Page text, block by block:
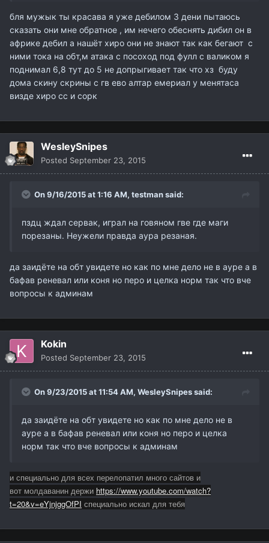
бля мужык ты красава я уже дебилом 3 дени пытаюсь
сказать они мне обратное , им нечего обеснять дибил он в
африке дебил а нашёт хиро они не знают так как бегают с
ними тока на обт,м атака с посоход под фулл с валиком я
поднимал 6,8 тут до 5 не допрыгивает так что хз буду
дома скину скрины с гв ево алтар емериал у менятаса
визде хиро сс и сорк
WesleySnipes
Posted September 23, 2015
On 9/16/2015 at 1:16 AM, testmansaid:
пздц ждал сервак, играл на говяном гве где маги
порезаны. Неужели правда аура резаная.
да заидёте на обт увидете но как по мне дело не в ауре а в
бафав реневал или коня но перо и целка норм так что вче
вопросы к админам
Kokin
Posted September 23, 2015
On 9/23/2015 at 11:54 AM, WesleySnipessaid:
да заидёте на обт увидете но как по мне дело не в
ауре а в бафав реневал или коня но перо и целка
норм так что вче вопросы к админам
и специально для всех перелопатил много сайтов и
вот молдаванин держи https://www.youtube.com/watch?
t=20&v=eYjnjggOfPI специально искал для тебя